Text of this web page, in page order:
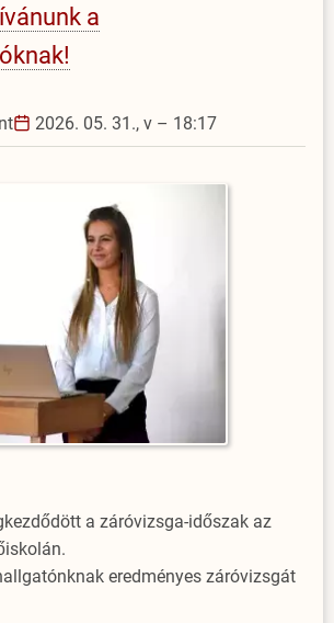
a
2026. 05. 31., v – 18:17
a záróvizsga-időszak az
eredményes záróvizsgát